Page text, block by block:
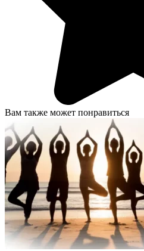
Вам также может понравиться